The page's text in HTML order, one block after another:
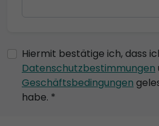
Hiermit bestätige ich, dass
Datenschutzbestimmungen
Geschäftsbedingungen
habe. *